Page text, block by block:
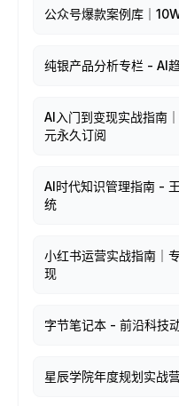
公众号爆款案例库｜
纯银产品分析专栏 - AI
AI入门到变现实战指南
元永久订阅
AI时代知识管理指南 -
统
小红书运营实战指南｜
现
字节笔记本 - 前沿科技
星辰学院年度规划实战